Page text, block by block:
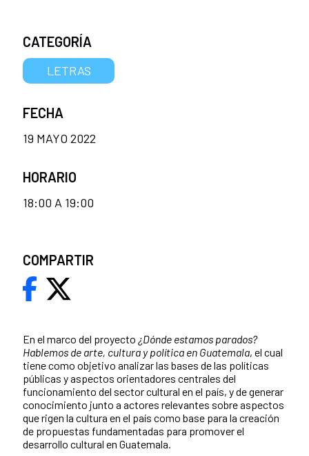
En el marco del proyecto ¿Dónde estamos parados?
Hablemos de arte, cultura y política en Guatemala, el cual
tiene como objetivo analizar las bases de las políticas
públicas y aspectos orientadores centrales del
funcionamiento del sector cultural en el país, y de generar
conocimiento junto a actores relevantes sobre aspectos
que rigen la cultura en el país como base para la creación
de propuestas fundamentadas para promover el
desarrollo cultural en Guatemala.
CATEGORÍA
LETRAS
FECHA
19 MAYO 2022
HORARIO
18:00 A 19:00
COMPARTIR